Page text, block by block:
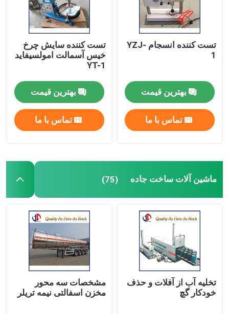
تست کننده انسجام YZJ-
1
بهترین قیمت
تماس با ما
تست کننده سایش چرخ
خیس آسمالت امولسیفاید
YT-1
بهترین قیمت
تماس با ما
ماشین آلات ساخت جاده (75)
تخلیه آب از آفلات و حذف
خودکار گچ
مشخصات سه محور
مخزن اسفالتی نیمه تریلر